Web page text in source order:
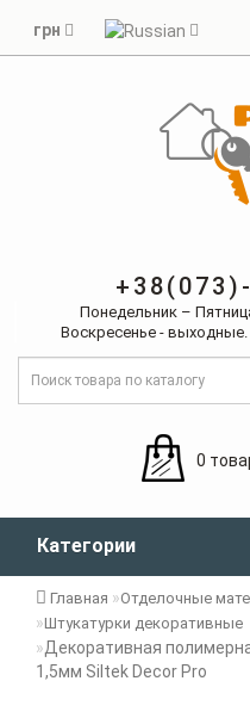
грн
Понедельник –
Воскресенье -
0
Категории
Главная Отделочные
Штукатурки декоративные
Декоративная
1,5мм Siltek Decor Pro